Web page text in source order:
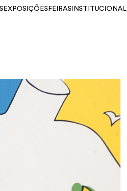
EXPOSIÇÕES FEIRAS INSTITUCIONAL